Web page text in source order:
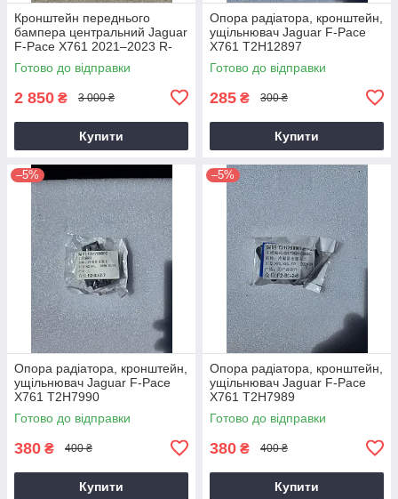
Кронштейн переднього
бампера центральний Jaguar
F-Pace X761 2021–2023 R-
Dynamic T4A38011 оригінал
Готово до відправки
2 850 ₴ 3 000 ₴
Купити
Опора радіатора, кронштейн,
ущільнювач Jaguar F-Pace
X761 T2H12897
GX73601C38EC
GX73601C38EA
Готово до відправки
285 ₴ 300 ₴
Купити
–5%
Опора радіатора, кронштейн,
ущільнювач Jaguar F-Pace
X761 T2H7990
GX73601C38CF
GX73601C38CC оригінал
Готово до відправки
380 ₴ 400 ₴
Купити
–5%
Опора радіатора, кронштейн,
ущільнювач Jaguar F-Pace
X761 T2H7989
GX73601C38BB
GX73601C38BC
Готово до відправки
380 ₴ 400 ₴
Купити